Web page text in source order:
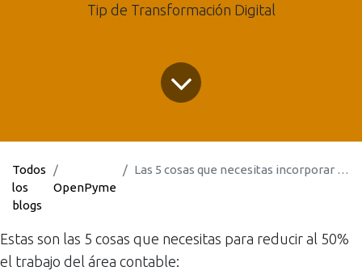
Tip de Transformación Digital
Todos
los
blogs
OpenPyme
Las 5 cosas que necesitas incorporar en tu empresa para reducir al 50% el trabajo del área contable
Estas son las 5 cosas que necesitas para reducir al 50%
el trabajo del área contable: